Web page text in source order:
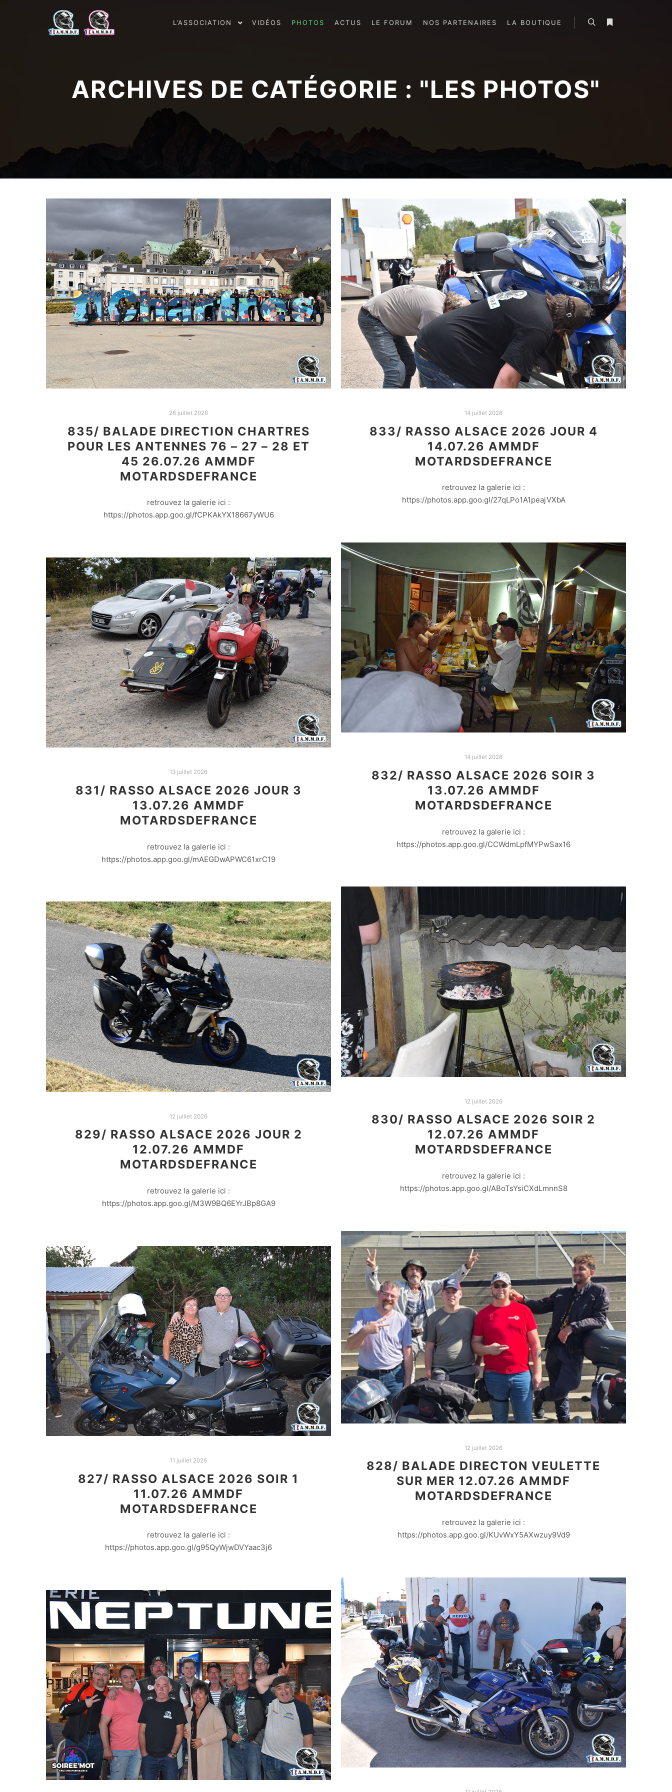
L’ASSOCIATION VIDÉOS PHOTOS ACTUS LE FORUM NOS PARTENAIRES LA BOUTIQUE
ARCHIVES DE CATÉGORIE : "LES PHOTOS"
26 juillet 2026
835/ BALADE DIRECTION CHARTRES
POUR LES ANTENNES 76 – 27 – 28 ET
45 26.07.26 AMMDF
MOTARDSDEFRANCE
retrouvez la galerie ici :
https://photos.app.goo.gl/fCPKAkYX18667yWU6
14 juillet 2026
833/ RASSO ALSACE 2026 JOUR 4
14.07.26 AMMDF
MOTARDSDEFRANCE
retrouvez la galerie ici :
https://photos.app.goo.gl/27qLPo1A1peajVXbA
14 juillet 2026
832/ RASSO ALSACE 2026 SOIR 3
13.07.26 AMMDF
MOTARDSDEFRANCE
retrouvez la galerie ici :
https://photos.app.goo.gl/CCWdmLpfMYPwSax16
13 juillet 2026
831/ RASSO ALSACE 2026 JOUR 3
13.07.26 AMMDF
MOTARDSDEFRANCE
retrouvez la galerie ici :
https://photos.app.goo.gl/mAEGDwAPWC61xrC19
12 juillet 2026
830/ RASSO ALSACE 2026 SOIR 2
12.07.26 AMMDF
MOTARDSDEFRANCE
retrouvez la galerie ici :
https://photos.app.goo.gl/ABoTsYsiCXdLmnnS8
12 juillet 2026
829/ RASSO ALSACE 2026 JOUR 2
12.07.26 AMMDF
MOTARDSDEFRANCE
retrouvez la galerie ici :
https://photos.app.goo.gl/M3W9BQ6EYrJBp8GA9
12 juillet 2026
828/ BALADE DIRECTON VEULETTE
SUR MER 12.07.26 AMMDF
MOTARDSDEFRANCE
retrouvez la galerie ici :
https://photos.app.goo.gl/KUvWxY5AXwzuy9Vd9
11 juillet 2026
827/ RASSO ALSACE 2026 SOIR 1
11.07.26 AMMDF
MOTARDSDEFRANCE
retrouvez la galerie ici :
https://photos.app.goo.gl/g95QyWjwDVYaac3j6